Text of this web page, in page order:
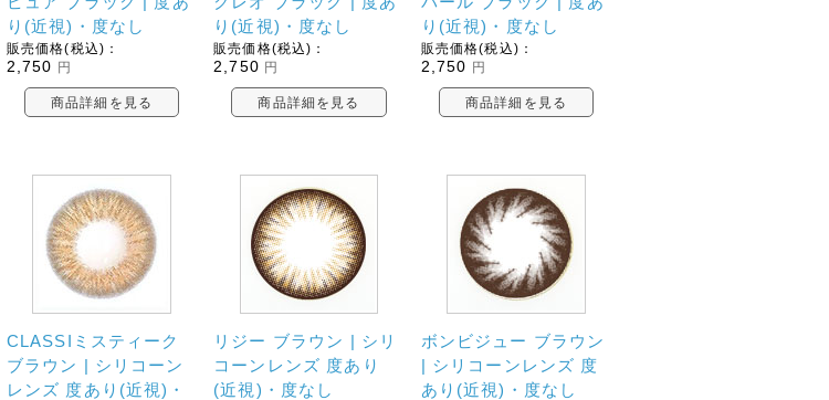
り(近視)・度なし
販売価格(税込)：
2,750 円
商品詳細を見る
り(近視)・度なし
販売価格(税込)：
2,750 円
商品詳細を見る
り(近視)・度なし
販売価格(税込)：
2,750 円
商品詳細を見る
CLASSIミスティーク
ブラウン | シリコーン
レンズ 度あり(近視)・
リジー ブラウン | シリ
コーンレンズ 度あり
(近視)・度なし
ボンビジュー ブラウン
| シリコーンレンズ 度
あり(近視)・度なし